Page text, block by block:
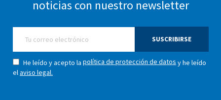
noticias con nuestro newsletter
SUSCRIBIRSE
He leído y acepto la política de protección de datos y he leído
elaviso legal.